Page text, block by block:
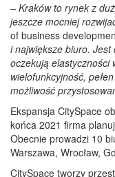
– Kraków to rynek z
jeszcze mocniej
of business
i największe biuro.
oczekują elastyczności
wielofunkcyjność,
możliwość
Ekspansja CitySpace
końca 2021 firma
Obecnie prowadzi 10
Warszawa, Wrocław,
CitySpace tworzy